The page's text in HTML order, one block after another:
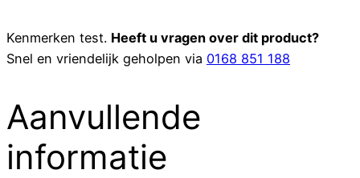
Kenmerken test. Heeft u vragen over dit product?
Snel en vriendelijk geholpen via 0168 851 188
Aanvullende
informatie